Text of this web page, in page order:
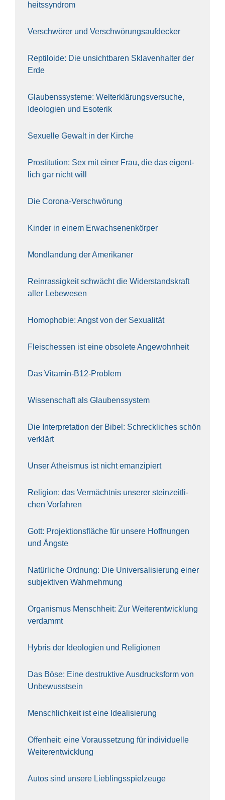
heitssyndrom
Ver­schwö­rer und Verschwörungs­aufdecker
Rep­ti­lo­ide: Die unsicht­ba­ren Skla­ven­hal­ter der
Erde
Glau­bens­sys­te­me: Welt­erklä­rungs­ver­su­che,
Ideo­lo­gien und Eso­te­rik
Sexu­el­le Gewalt in der Kir­che
Pro­sti­tu­ti­on: Sex mit einer Frau, die das eigent­
lich gar nicht will
Die Coro­na-Ver­schwö­rung
Kin­der in einem Erwach­se­nen­kör­per
Mond­lan­dung der Ame­ri­ka­ner
Rein­ras­sig­keit schwächt die Wider­stands­kraft
aller Lebe­we­sen
Homo­pho­bie: Angst von der Sexua­li­tät
Fleisch­essen ist eine obso­le­te An‍ge‍wohn‍heit
Das Vit­amin-B12-Pro­blem
Wis­sen­schaft als Glau­bens­sys­tem
Die Inter­pre­ta­ti­on der Bibel: Schreck­li­ches schön
ver­klärt
Unser Athe­is­mus ist nicht eman­zi­piert
Reli­gi­on: das Ver­mächt­nis unse­rer stein­zeit­li­
chen Vor­fah­ren
Gott: Pro­jek­ti­ons­flä­che für unse­re Hoff­nun­gen
und Ängs­te
Natür­li­che Ord­nung: Die Uni­ver­sa­li­sie­rung einer
sub­jek­ti­ven Wahr­neh­mung
Orga­nis­mus Mensch­heit: Zur Wei­ter­ent­wick­lung
ver­dammt
Hybris der Ideo­lo­gien und Reli­gio­nen
Das Böse: Eine destruk­ti­ve Aus­drucks­form von
Unbe­wusst­sein
Mensch­lich­keit ist eine Idea­li­sie­rung
Offen­heit: eine Vor­aus­set­zung für indi­vi­du­el­le
Wei­ter­ent­wick­lung
Autos sind unse­re Lieb­lings­spiel­zeu­ge